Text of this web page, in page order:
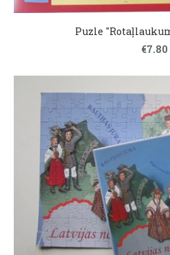
Puzle
€7.80